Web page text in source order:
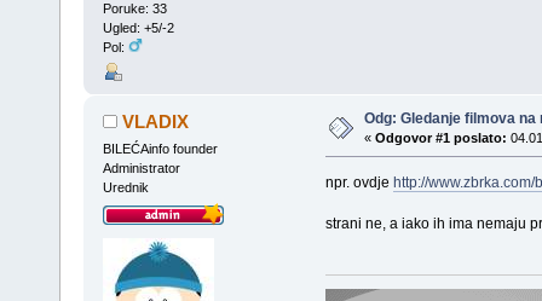
Poruke: 33
Ugled: +5/-2
Pol:
VLADIX
BILEĆAinfo founder
Administrator
Urednik
Odg: Gledanje filmova na
« Odgovor #1 poslato:
npr. ovdje http://
strani ne, a iako ih ima nemaju